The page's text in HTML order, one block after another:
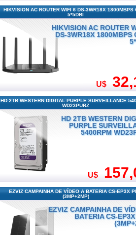
HIKVISION AC ROUTER WIFI 6 DS-3WR18X 1800MBPS
5*5DBI
U$
HIKVISION AC ROUTER
DS-3WR18X 1800MBPS
HD 2TB WESTERN DIGITAL PURPLE SURVEILLANCE
WD23PURZ
U$
HD 2TB WESTERN
PURPLE
5400RPM
EZVIZ CAMPAINHA DE VÍDEO A BATERIA CS-EP3X
(3MP+2MP)
EZVIZ CAMPAINHA DE
BATERIA CS-